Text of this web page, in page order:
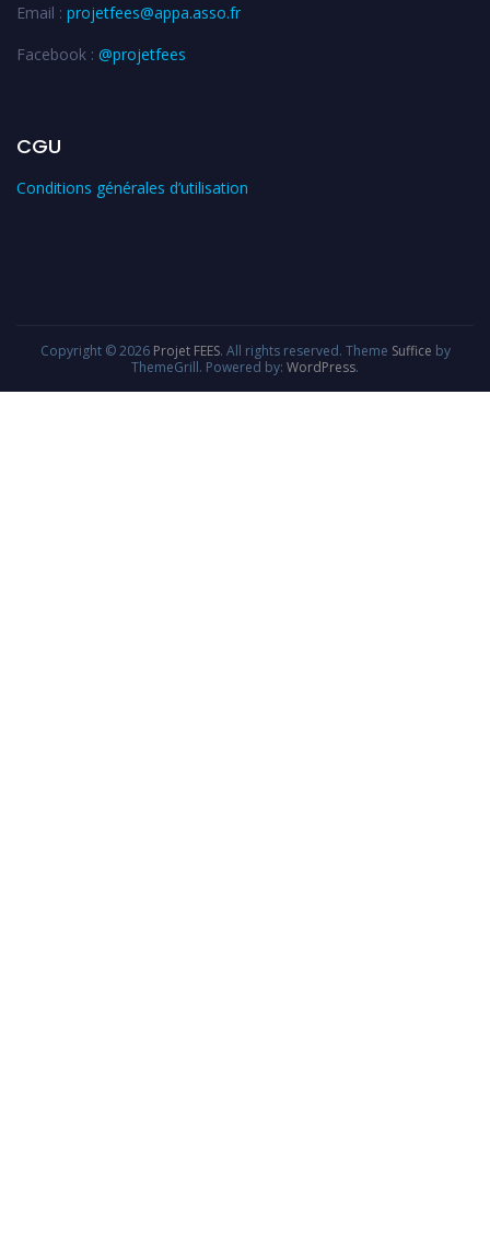
Email : projetfees@appa.asso.fr
Facebook : @projetfees
CGU
Conditions générales d’utilisation
Copyright © 2026 Projet FEES. All rights reserved. Theme Suffice by
ThemeGrill. Powered by: WordPress.